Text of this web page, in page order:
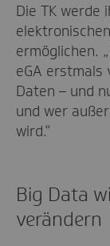
Die TK werde
ermöglichen.
eGA erstmals
Daten – und
und wer
wird.“
Big Data
verändern